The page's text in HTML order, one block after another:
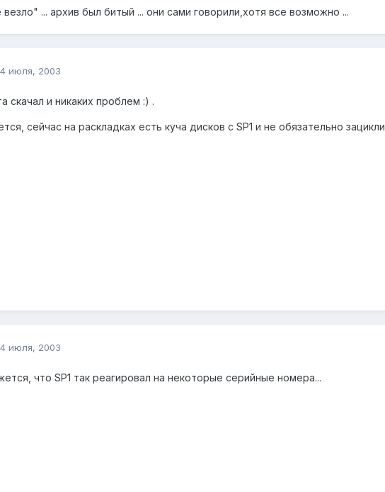
везло" ... архив был битый ... они сами говорили,хотя все возможно ...
июля, 2003
скачал и никаких проблем :) .
сейчас на раскладках есть куча дисков с SP1 и не обязательно
июля, 2003
что SP1 так реагировал на некоторые серийные номера...